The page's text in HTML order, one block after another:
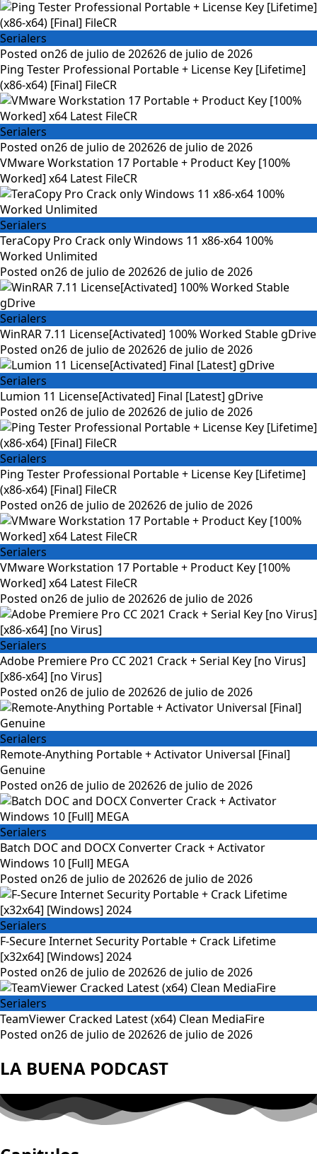
Serialers
Posted on26 de julio de 202626 de julio de 2026
Ping Tester Professional Portable + License Key [Lifetime]
(x86-x64) [Final] FileCR
Serialers
Posted on26 de julio de 202626 de julio de 2026
VMware Workstation 17 Portable + Product Key [100%
Worked] x64 Latest FileCR
Serialers
TeraCopy Pro Crack only Windows 11 x86-x64 100%
Worked Unlimited
Posted on26 de julio de 202626 de julio de 2026
Serialers
WinRAR 7.11 License[Activated] 100% Worked Stable gDrive
Posted on26 de julio de 202626 de julio de 2026
Serialers
Lumion 11 License[Activated] Final [Latest] gDrive
Posted on26 de julio de 202626 de julio de 2026
Serialers
Ping Tester Professional Portable + License Key [Lifetime]
(x86-x64) [Final] FileCR
Posted on26 de julio de 202626 de julio de 2026
Serialers
VMware Workstation 17 Portable + Product Key [100%
Worked] x64 Latest FileCR
Posted on26 de julio de 202626 de julio de 2026
Serialers
Adobe Premiere Pro CC 2021 Crack + Serial Key [no Virus]
[x86-x64] [no Virus]
Posted on26 de julio de 202626 de julio de 2026
Serialers
Remote-Anything Portable + Activator Universal [Final]
Genuine
Posted on26 de julio de 202626 de julio de 2026
Serialers
Batch DOC and DOCX Converter Crack + Activator
Windows 10 [Full] MEGA
Posted on26 de julio de 202626 de julio de 2026
Serialers
F-Secure Internet Security Portable + Crack Lifetime
[x32x64] [Windows] 2024
Posted on26 de julio de 202626 de julio de 2026
Serialers
TeamViewer Cracked Latest (x64) Clean MediaFire
Posted on26 de julio de 202626 de julio de 2026
LA BUENA PODCAST